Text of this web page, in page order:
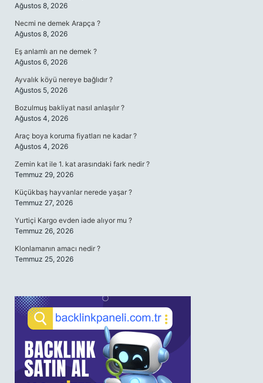
Ağustos 8, 2026
Necmi ne demek Arapça ?
Ağustos 8, 2026
Eş anlamlı arı ne demek ?
Ağustos 6, 2026
Ayvalık köyü nereye bağlıdır ?
Ağustos 5, 2026
Bozulmuş bakliyat nasıl anlaşılır ?
Ağustos 4, 2026
Araç boya koruma fiyatları ne kadar ?
Ağustos 4, 2026
Zemin kat ile 1. kat arasındaki fark nedir ?
Temmuz 29, 2026
Küçükbaş hayvanlar nerede yaşar ?
Temmuz 27, 2026
Yurtiçi Kargo evden iade alıyor mu ?
Temmuz 26, 2026
Klonlamanın amacı nedir ?
Temmuz 25, 2026